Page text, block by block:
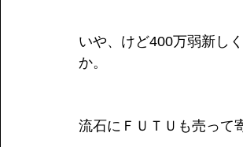
いや、けど400万弱新し
か。
流石にＦＵＴＵも売って